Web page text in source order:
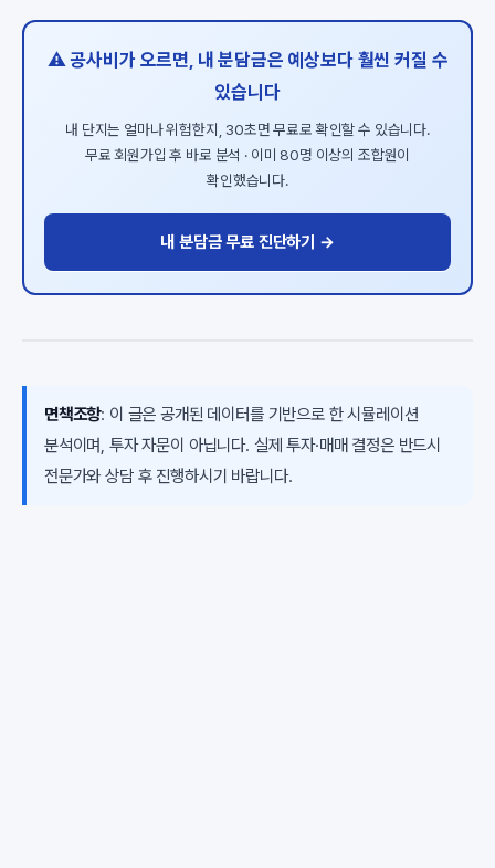
⚠️ 공사비가 오르면, 내 분담금은 예상보다 훨씬 커질 수
있습니다
내 단지는 얼마나 위험한지, 30초면 무료로 확인할 수 있습니다.
무료 회원가입 후 바로 분석 · 이미 80명 이상의 조합원이
확인했습니다.
내 분담금 무료 진단하기 →
면책조항: 이 글은 공개된 데이터를 기반으로 한 시뮬레이션
분석이며, 투자 자문이 아닙니다. 실제 투자·매매 결정은 반드시
전문가와 상담 후 진행하시기 바랍니다.